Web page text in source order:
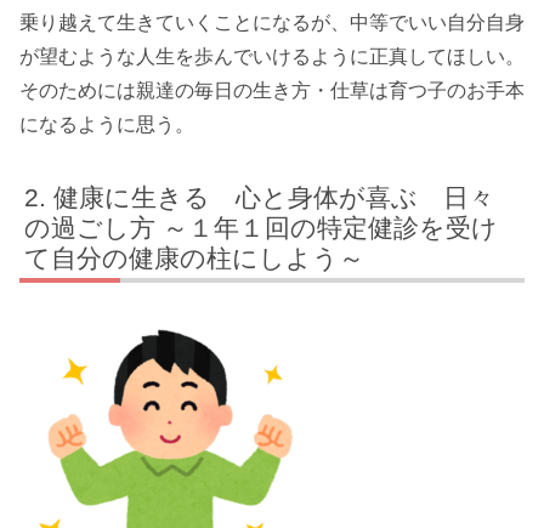
乗り越えて生きていくことになるが、中等でいい自分自身
が望むような人生を歩んでいけるように正真してほしい。
そのためには親達の毎日の生き方・仕草は育つ子のお手本
になるように思う。
健康に生きる 心と身体が喜ぶ 日々
の過ごし方 ～１年１回の特定健診を受け
て自分の健康の柱にしよう～